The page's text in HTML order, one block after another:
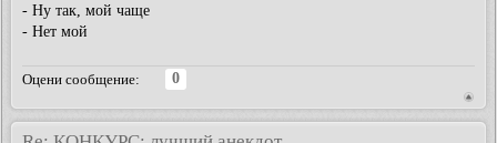
- Ну так, мой чаще
- Нет мой
Оцени сообщение:
0